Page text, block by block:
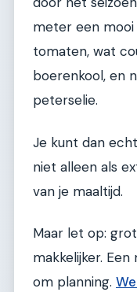
meter een mooi
tomaten, wat
boerenkool, en
peterselie.
Je kunt dan
niet alleen als
van je maaltijd.
Maar let op:
makkelijker.
om planning.